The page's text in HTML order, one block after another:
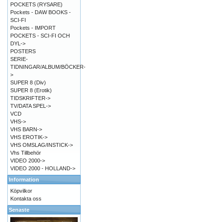
POCKETS (RYSARE)
Pockets - DAW BOOKS -
SCI-FI
Pockets - IMPORT
POCKETS - SCI-FI OCH
DYL->
POSTERS
SERIE-
TIDNINGAR/ALBUM/BÖCKER-
>
SUPER 8 (Div)
SUPER 8 (Erotik)
TIDSKRIFTER->
TV/DATA SPEL->
VCD
VHS->
VHS BARN->
VHS EROTIK->
VHS OMSLAG/INSTICK->
Vhs Tillbehör
VIDEO 2000->
VIDEO 2000 - HOLLAND->
Information
Köpvilkor
Kontakta oss
Senaste